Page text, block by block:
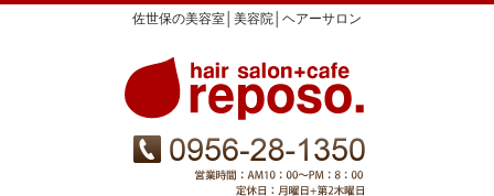
佐世保の美容室│美容院│ヘアーサロン